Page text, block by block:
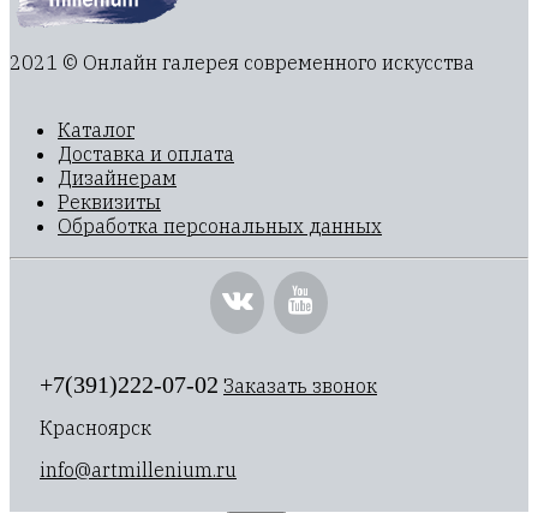
2021 © Онлайн галерея современного искусства
Каталог
Доставка и оплата
Дизайнерам
Реквизиты
Обработка персональных данных
+7(391)222-07-02 Заказать звонок
Красноярск
info@artmillenium.ru